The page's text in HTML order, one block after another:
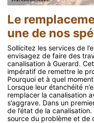
Le
une de nos
Sollicitez les services de
envisagez de faire des
canalisation à Guerard.
impératif de remettre le
Pourquoi et à quel
Lorsque leur étanchéité
remplacer la canalisation
s’aggrave. Dans un
de l’état de la
source du problème et de